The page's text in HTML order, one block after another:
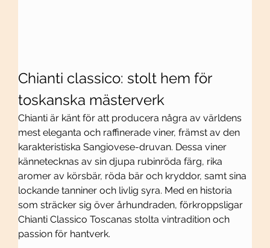
Chianti classico: stolt hem för
toskanska mästerverk
Chianti är känt för att producera några av världens
mest eleganta och raffinerade viner, främst av den
karakteristiska Sangiovese-druvan. Dessa viner
kännetecknas av sin djupa rubinröda färg, rika
aromer av körsbär, röda bär och kryddor, samt sina
lockande tanniner och livlig syra. Med en historia
som sträcker sig över århundraden, förkroppsligar
Chianti Classico Toscanas stolta vintradition och
passion för hantverk.